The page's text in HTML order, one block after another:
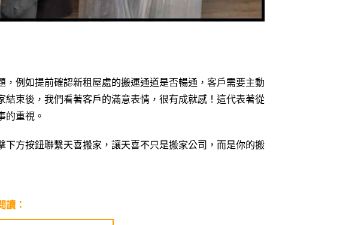
例如提前確認新租屋處的搬運通道是否暢通，客戶需要主動
束後，我們看著客戶的滿意表情，很有成就感！這代表著從
的重視。
方按鈕聯繫天喜搬家，讓天喜不只是搬家公司，而是你的搬
讀：